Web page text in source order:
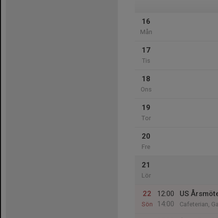
16
Mån
17
Tis
18
Ons
19
Tor
20
Fre
21
Lör
22
Sön
12:00
14:00
US
Cafeterian,